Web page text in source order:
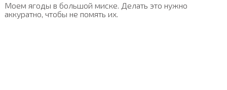
Моем ягоды в большой миске. Делать это нужно
аккуратно, чтобы не помять их.